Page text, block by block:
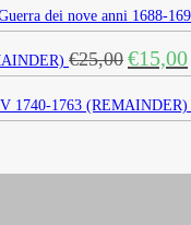
originale
era:
€25,00.
è:
dei nove anni 1688-
€25,00 Il
prezzo
originale
era:
€15,00
1740-1763 (REMAINDER)